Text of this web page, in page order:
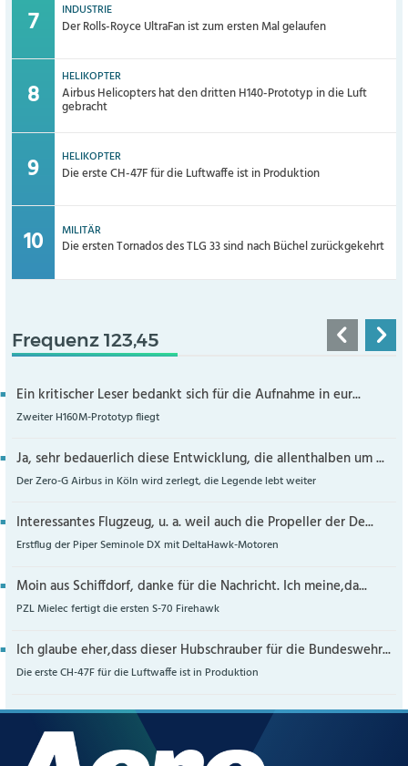
INDUSTRIE
Der Rolls-Royce UltraFan ist zum ersten Mal gelaufen
HELIKOPTER
Airbus Helicopters hat den dritten H140-Prototyp in die Luft
gebracht
HELIKOPTER
Die erste CH-47F für die Luftwaffe ist in Produktion
MILITÄR
Die ersten Tornados des TLG 33 sind nach Büchel zurückgekehrt
Frequenz 123,45
Ein kritischer Leser bedankt sich für die Aufnahme in eur...
Zweiter H160M-Prototyp fliegt
Ja, sehr bedauerlich diese Entwicklung, die allenthalben um ...
Der Zero-G Airbus in Köln wird zerlegt, die Legende lebt weiter
Interessantes Flugzeug, u. a. weil auch die Propeller der De...
Erstflug der Piper Seminole DX mit DeltaHawk-Motoren
Moin aus Schiffdorf, danke für die Nachricht. Ich meine,da...
PZL Mielec fertigt die ersten S-70 Firehawk
Ich glaube eher,dass dieser Hubschrauber für die Bundeswehr...
Die erste CH-47F für die Luftwaffe ist in Produktion